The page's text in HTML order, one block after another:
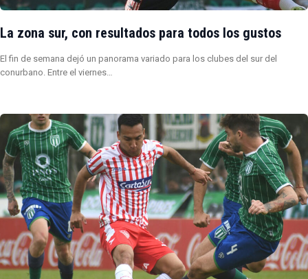
La zona sur, con resultados para todos los gustos
El fin de semana dejó un panorama variado para los clubes del sur del
conurbano. Entre el viernes…